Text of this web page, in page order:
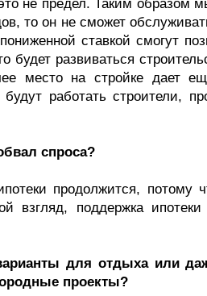
не предел. Таким образом
то он не сможет
ставкой смогут
будет развиваться
место на стройке дает
работать строители,
спроса?
продолжится, потому
взгляд, поддержка
для отдыха или
проекты?